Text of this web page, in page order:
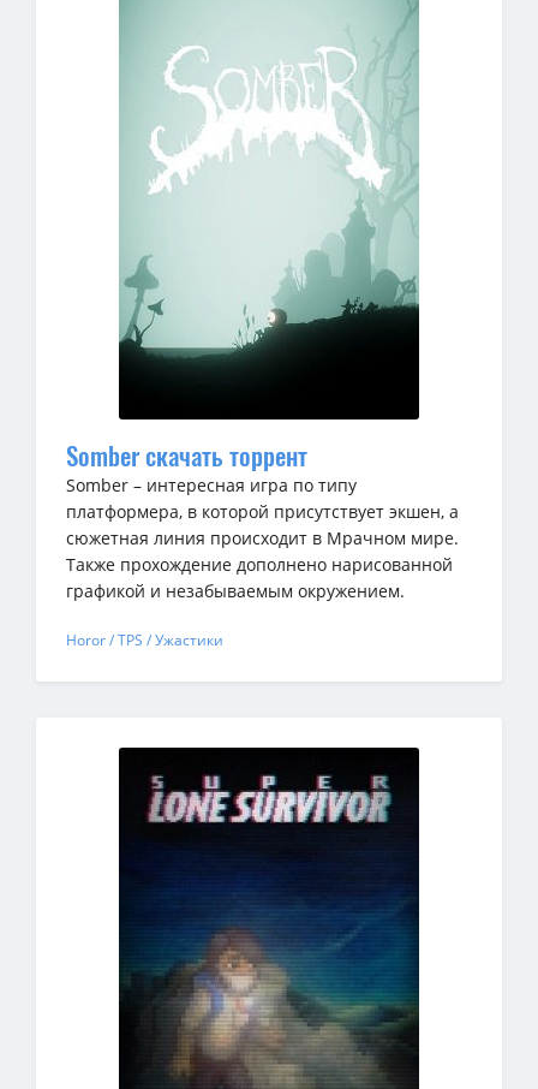
Somber скачать торрент
Somber – интересная игра по типу
платформера, в которой присутствует экшен, а
сюжетная линия происходит в Мрачном мире.
Также прохождение дополнено нарисованной
графикой и незабываемым окружением.
Horor / TPS / Ужастики